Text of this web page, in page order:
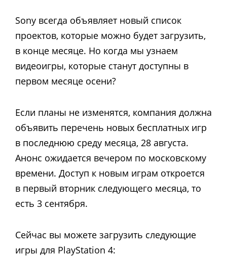
Sony всегда объявляет новый список
проектов, которые можно будет загрузить,
в конце месяце. Но когда мы узнаем
видеоигры, которые станут доступны в
первом месяце осени?
Если планы не изменятся, компания должна
объявить перечень новых бесплатных игр
в последнюю среду месяца, 28 августа.
Анонс ожидается вечером по московскому
времени. Доступ к новым играм откроется
в первый вторник следующего месяца, то
есть 3 сентября.
Сейчас вы можете загрузить следующие
игры для PlayStation 4: